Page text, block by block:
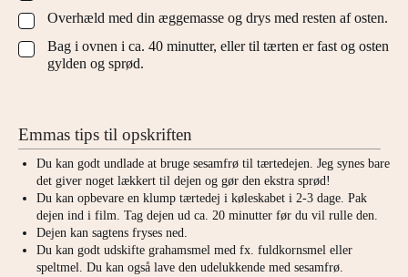
▢
Overhæld med din æggemasse og drys med resten af osten.
▢
Bag i ovnen i ca. 40 minutter, eller til tærten er fast og osten
gylden og sprød.
Emmas tips til opskriften
Du kan godt undlade at bruge sesamfrø til tærtedejen. Jeg synes bare
det giver noget lækkert til dejen og gør den ekstra sprød!
Du kan opbevare en klump tærtedej i køleskabet i 2-3 dage. Pak
dejen ind i film. Tag dejen ud ca. 20 minutter før du vil rulle den.
Dejen kan sagtens fryses ned.
Du kan godt udskifte grahamsmel med fx. fuldkornsmel eller
speltmel. Du kan også lave den udelukkende med sesamfrø.